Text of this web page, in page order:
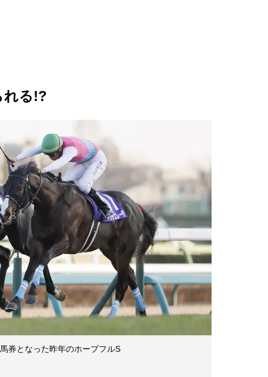
れる!?
券となった昨年のホープフルS